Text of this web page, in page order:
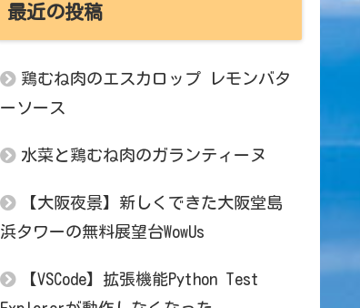
最近の投稿
鶏むね肉のエスカロップ レモンバタ
ーソース
水菜と鶏むね肉のガランティーヌ
【大阪夜景】新しくできた大阪堂島
浜タワーの無料展望台WowUs
【VSCode】拡張機能Python Test